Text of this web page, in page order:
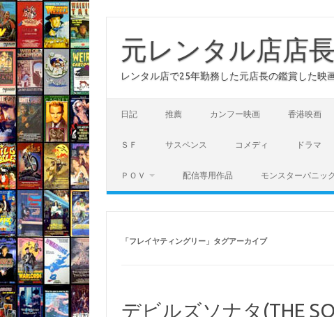
元レンタル店店
レンタル店で25年勤務した元店長の鑑賞した映
日記 推薦 カンフー映画 香港映画
ＳＦ サスペンス コメディ ドラマ
ＰＯＶ 配信専用作品 モンスターパニック
「フレイヤティングリー」タグアーカイブ
デビルズソナタ(THE